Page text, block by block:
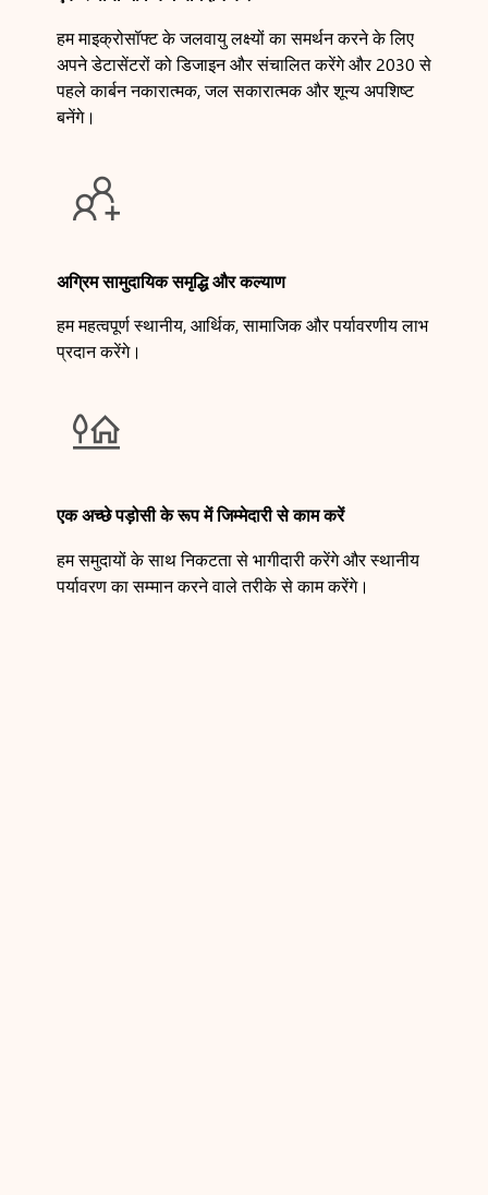
हम माइक्रोसॉफ्ट के जलवायु लक्ष्यों का समर्थन करने के लिए
अपने डेटासेंटरों को डिजाइन और संचालित करेंगे और 2030 से
पहले कार्बन नकारात्मक, जल सकारात्मक और शून्य अपशिष्ट
बनेंगे।

अग्रिम सामुदायिक समृद्धि और कल्याण
हम महत्वपूर्ण स्थानीय, आर्थिक, सामाजिक और पर्यावरणीय लाभ
प्रदान करेंगे।

एक अच्छे पड़ोसी के रूप में जिम्मेदारी से काम करें
हम समुदायों के साथ निकटता से भागीदारी करेंगे और स्थानीय
पर्यावरण का सम्मान करने वाले तरीके से काम करेंगे।